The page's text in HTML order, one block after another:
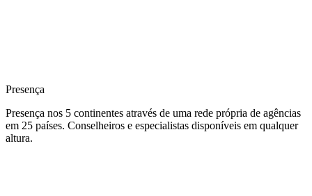
Presença
Presença nos 5 continentes através de uma rede própria de agências
em 25 países. Conselheiros e especialistas disponíveis em qualquer
altura.